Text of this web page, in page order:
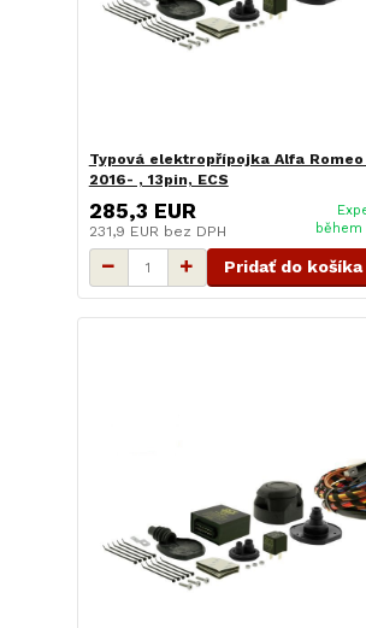
Typová elektropřípojka Alfa
2016- , 13pin, ECS
285,3 EUR
231,9 EUR bez DPH
Pridať do košíka